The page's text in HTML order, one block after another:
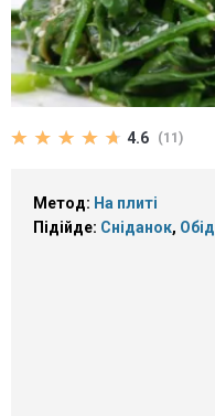
4.6 (11)
Метод: На плиті
Підійде: Сніданок, Обід